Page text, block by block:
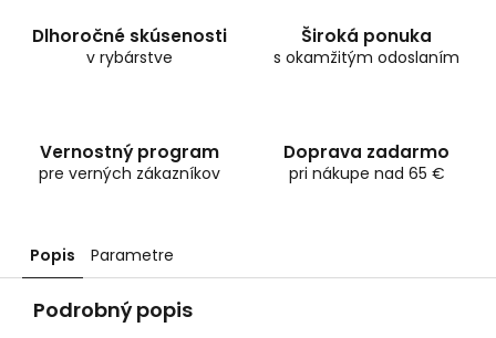
Dlhoročné skúsenosti
v rybárstve
Široká ponuka
s okamžitým odoslaním
Vernostný program
pre verných zákazníkov
Doprava zadarmo
pri nákupe nad 65 €
Popis Parametre
Podrobný popis